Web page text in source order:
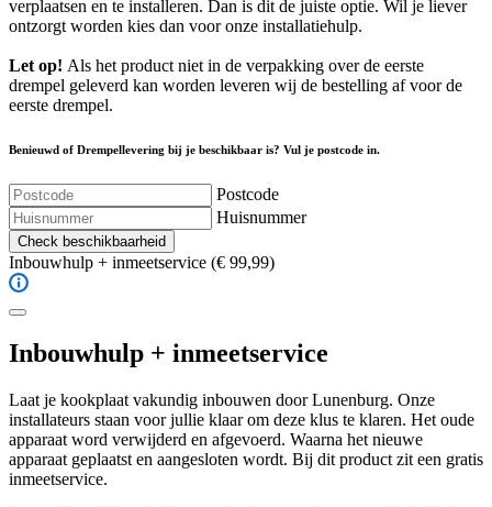
verplaatsen en te installeren. Dan is dit de juiste optie. Wil je liever
ontzorgt worden kies dan voor onze installatiehulp.
Let op! Als het product niet in de verpakking over de eerste
drempel geleverd kan worden leveren wij de bestelling af voor de
eerste drempel.
Benieuwd of Drempellevering bij je beschikbaar is? Vul je postcode in.
Postcode
Huisnummer
Check beschikbaarheid
Inbouwhulp + inmeetservice (€ 99,99)
Inbouwhulp + inmeetservice
Laat je kookplaat vakundig inbouwen door Lunenburg. Onze
installateurs staan voor jullie klaar om deze klus te klaren. Het oude
apparaat word verwijderd en afgevoerd. Waarna het nieuwe
apparaat geplaatst en aangesloten wordt. Bij dit product zit een gratis
inmeetservice.